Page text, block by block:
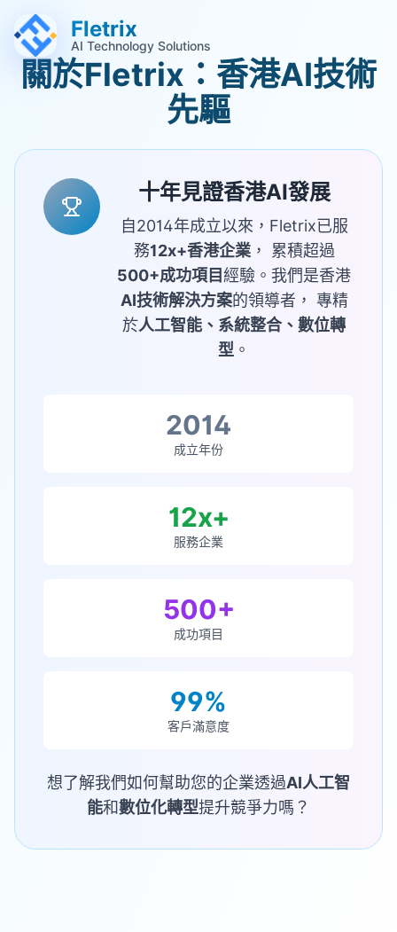
跳至主要內容 (Alt+M)
跳至頁尾 (Alt+F)
Fletrix
AI Technology Solutions
關於Fletrix：香港AI技術
先驅
十年見證香港AI發展
自2014年成立以來，Fletrix已服
務12x+香港企業， 累積超過
500+成功項目經驗。我們是香港
AI技術解決方案的領導者， 專精
於人工智能、系統整合、數位轉
型 。
2014
成立年份
12x+
服務企業
500+
成功項目
99%
客戶滿意度
想了解我們如何幫助您的企業透過AI人工智
能和數位化轉型提升競爭力嗎？